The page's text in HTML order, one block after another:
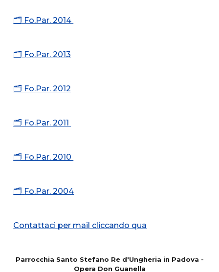
🗂️ Fo.Par. 2014
🗂️ Fo.Par. 2013
🗂️ Fo.Par. 2012
🗂️ Fo.Par. 2011
🗂️ Fo.Par. 2010
🗂️ Fo.Par. 2004
Contattaci per mail cliccando qua
Parrocchia Santo Stefano Re d'Ungheria in Padova -
Opera Don Guanella